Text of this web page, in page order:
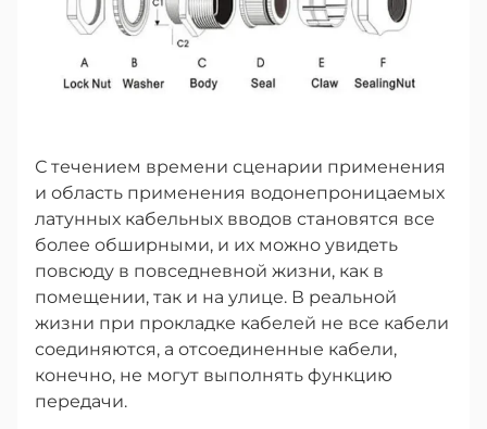
С течением времени сценарии применения
и область применения водонепроницаемых
латунных кабельных вводов становятся все
более обширными, и их можно увидеть
повсюду в повседневной жизни, как в
помещении, так и на улице. В реальной
жизни при прокладке кабелей не все кабели
соединяются, а отсоединенные кабели,
конечно, не могут выполнять функцию
передачи.